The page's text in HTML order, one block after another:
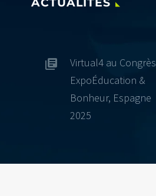
ACTUALITÉS
Virtual4 au Congrès
ExpoÉducation &
Bonheur, Espagne
2025